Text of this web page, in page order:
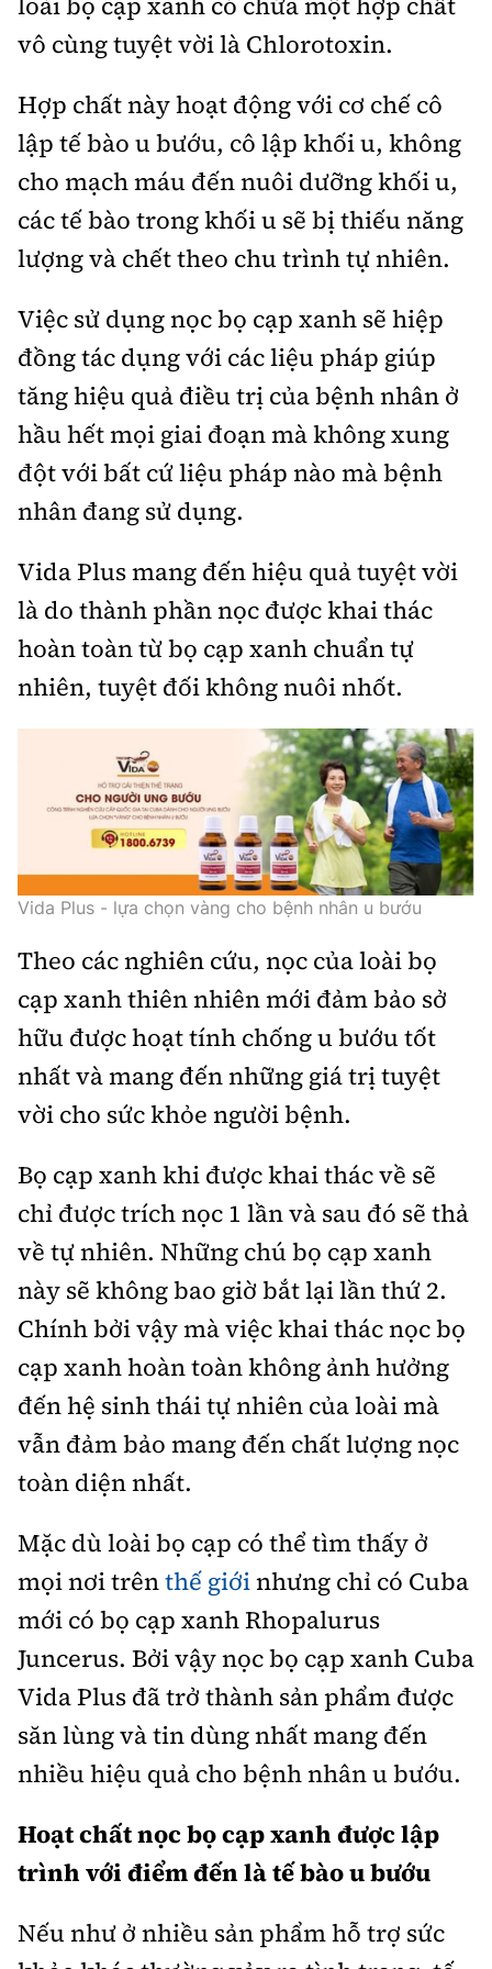
Tổng biên tập: Nguyễn Thị Hồng Nga
Phó Tổng biên tập: Nguyễn Sơn Tùng,
Hotline:
0901 514 799
Quảng cáo và Phát hành:
0915 057 282
Email:bandoc@baoxaydung.vn
Cấm sao chép dưới mọi hình thức nếu không có sự
chấp thuận bằng văn bản.
Thông tin tòa
soạn
vô cùng tuyệt vời là Chlorotoxin.
Hợp chất này hoạt động với cơ chế cô
lập tế bào u bướu, cô lập khối u, không
cho mạch máu đến nuôi dưỡng khối u,
các tế bào trong khối u sẽ bị thiếu năng
lượng và chết theo chu trình tự nhiên.
Việc sử dụng nọc bọ cạp xanh sẽ hiệp
đồng tác dụng với các liệu pháp giúp
tăng hiệu quả điều trị của bệnh nhân ở
hầu hết mọi giai đoạn mà không xung
đột với bất cứ liệu pháp nào mà bệnh
nhân đang sử dụng.
Vida Plus mang đến hiệu quả tuyệt vời
là do thành phần nọc được khai thác
hoàn toàn từ bọ cạp xanh chuẩn tự
nhiên, tuyệt đối không nuôi nhốt.
Vida Plus - lựa chọn vàng cho bệnh nhân u bướu
Theo các nghiên cứu, nọc của loài bọ
cạp xanh thiên nhiên mới đảm bảo sở
hữu được hoạt tính chống u bướu tốt
nhất và mang đến những giá trị tuyệt
vời cho sức khỏe người bệnh.
Bọ cạp xanh khi được khai thác về sẽ
chỉ được trích nọc 1 lần và sau đó sẽ thả
về tự nhiên. Những chú bọ cạp xanh
này sẽ không bao giờ bắt lại lần thứ 2.
Chính bởi vậy mà việc khai thác nọc bọ
cạp xanh hoàn toàn không ảnh hưởng
đến hệ sinh thái tự nhiên của loài mà
vẫn đảm bảo mang đến chất lượng nọc
toàn diện nhất.
Mặc dù loài bọ cạp có thể tìm thấy ở
mọi nơi trênthế giớinhưng chỉ có Cuba
mới có bọ cạp xanh Rhopalurus
Juncerus. Bởi vậy nọc bọ cạp xanh Cuba
Vida Plus đã trở thành sản phẩm được
săn lùng và tin dùng nhất mang đến
nhiều hiệu quả cho bệnh nhân u bướu.
Hoạt chất nọc bọ cạp xanh được lập
trình với điểm đến là tế bào u bướu
Nếu như ở nhiều sản phẩm hỗ trợ sức